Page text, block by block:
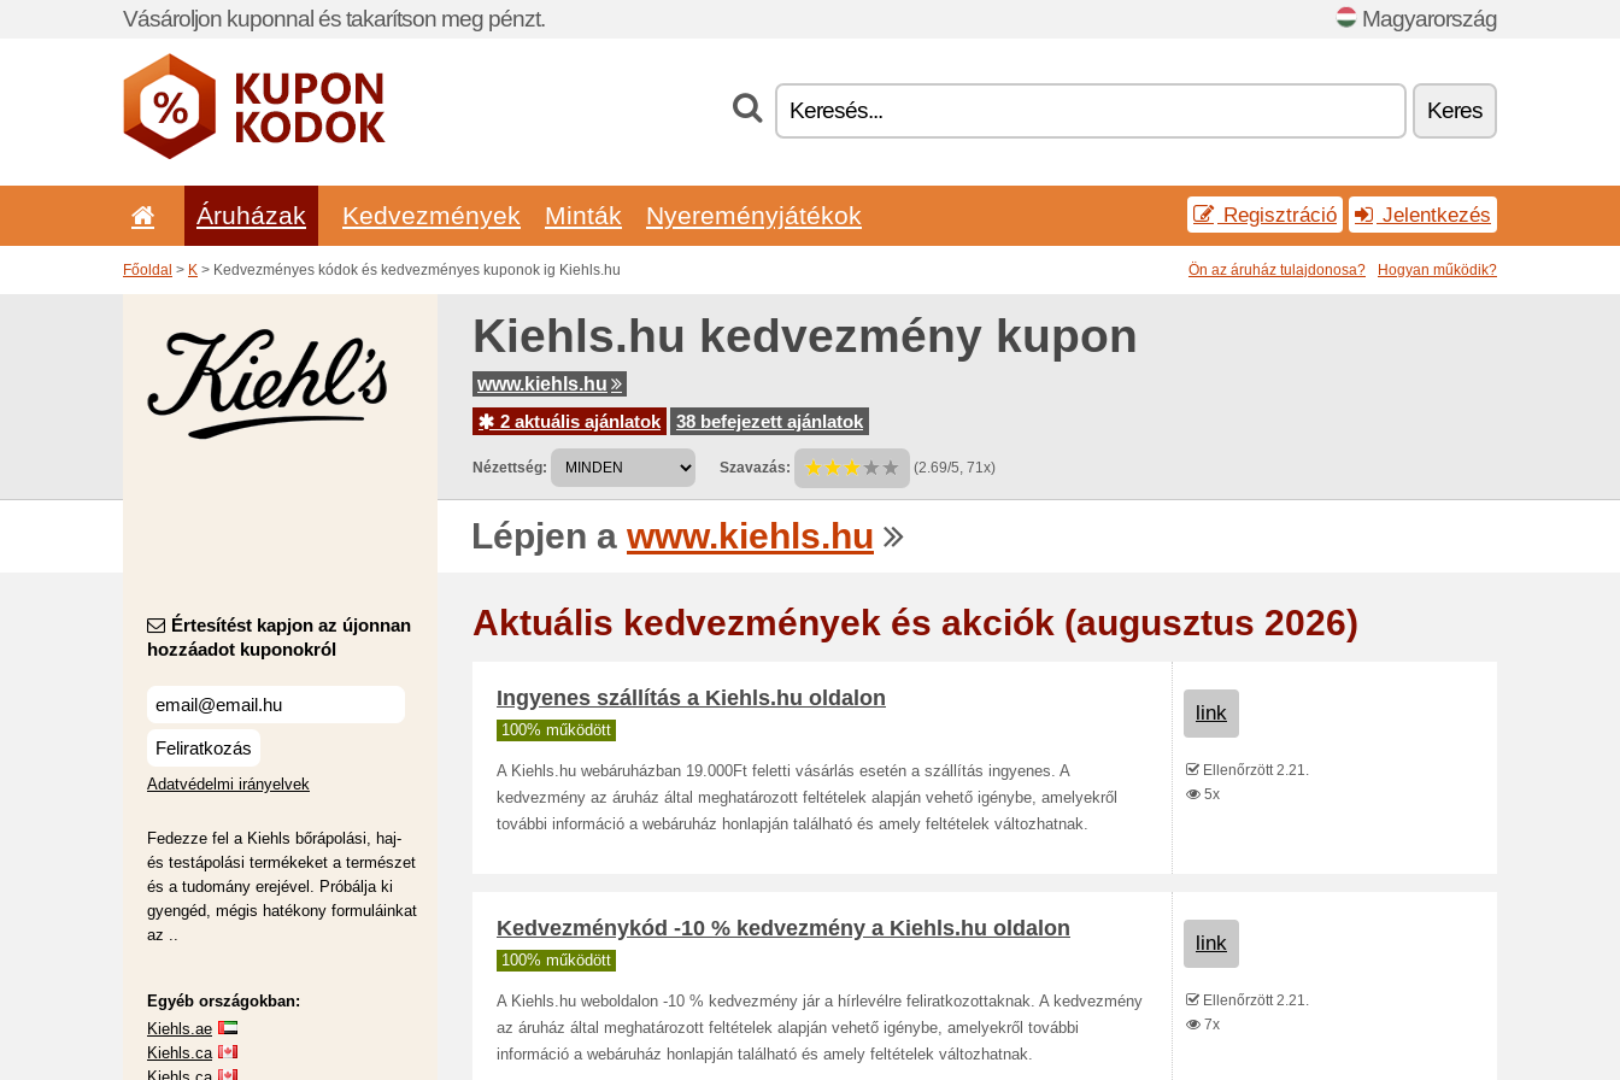
Vásároljon kuponnal és takarítson meg pénzt. Magyarország
Keres
Áruházak Kedvezmények Minták Nyereményjátékok Regisztráció Jelentkezés
Főoldal > K > Kedvezményes kódok és kedvezményes kuponok ig Kiehls.hu Ön az áruház tulajdonosa? Hogyan működik?
Kiehls.hu kedvezmény kupon
www.kiehls.hu
2 aktuális ajánlatok
38 befejezett ajánlatok
Nézettség: Szavazás: (2.69/5, 71x)
Lépjen a www.kiehls.hu
Értesítést kapjon az újonnan
hozzáadot kuponokról
Feliratkozás
Adatvédelmi irányelvek
Fedezze fel a Kiehls bőrápolási, haj-
és testápolási termékeket a természet
és a tudomány erejével. Próbálja ki
gyengéd, mégis hatékony formuláinkat
az ..
Egyéb országokban:
Kiehls.ae
Kiehls.ca
Aktuális kedvezmények és akciók (augusztus 2026)
Ingyenes szállítás a Kiehls.hu oldalon
100% működött
A Kiehls.hu webáruházban 19.000Ft feletti vásárlás esetén a szállítás ingyenes. A
kedvezmény az áruház által meghatározott feltételek alapján vehető igénybe, amelyekről
további információ a webáruház honlapján található és amely feltételek változhatnak.
link
Ellenőrzött 2.21.
5x
Kedvezménykód -10 % kedvezmény a Kiehls.hu oldalon
100% működött
A Kiehls.hu weboldalon -10 % kedvezmény jár a hírlevélre feliratkozottaknak. A kedvezmény
az áruház által meghatározott feltételek alapján vehető igénybe, amelyekről további
információ a webáruház honlapján található és amely feltételek változhatnak.
link
Ellenőrzött 2.21.
7x